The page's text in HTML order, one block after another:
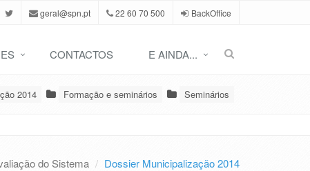
geral@spn.pt 22 60 70 500 BackOffice
CONTACTOS E AINDA...
2014 Formação e seminários Seminários
do Sistema Dossier Municipalização 2014